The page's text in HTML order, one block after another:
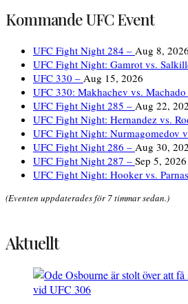
Kommande UFC Event
UFC Fight Night 284 – Aug 8, 2026
UFC Fight Night: Gamrot vs.
UFC 330 – Aug 15, 2026
UFC 330: Makhachev vs.
UFC Fight Night 285 – Aug 22,
UFC Fight Night: Hernandez vs.
UFC Fight Night: Nurmagomedov
UFC Fight Night 286 – Aug 30,
UFC Fight Night 287 – Sep 5, 2026
UFC Fight Night: Hooker vs.
(Eventen uppdaterades för 7 timmar sedan.)
Aktuellt